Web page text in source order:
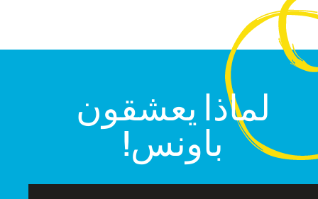
لماذا يعشقون
باونس!